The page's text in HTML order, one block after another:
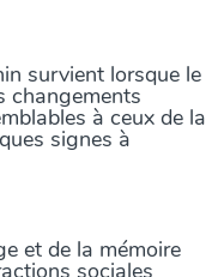
survient lorsque le
changements
à ceux de la
signes à
et de la mémoire